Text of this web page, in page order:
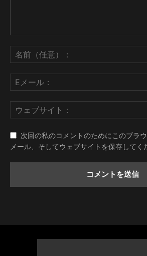
次回の私のコメントのためにこのブラ
メール、そしてウェブサイトを保存してく